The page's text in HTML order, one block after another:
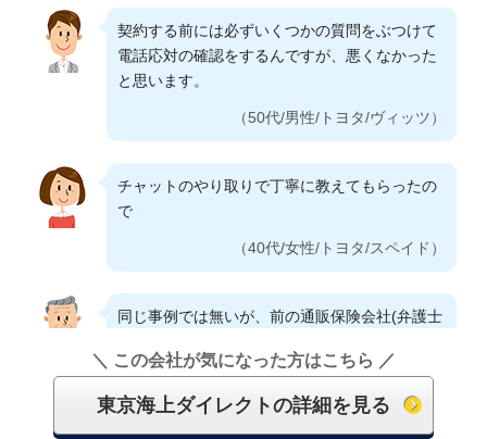
（40代/女性/トヨタ/アクア）
ネット保険は料金的には余り大差なかったです
が内容が他より私には魅力に感じました。電話
での対応も大変気持ち良くこれも一因です。
ずっとディーラーさんにお願いしておりまし
た。以前は事故の際、必ず担当者さんが来てく
ださったので安心していました。しかし、車を
変え直前のディーラーさんは一切来てくれず、
保険会社も電話だけでの対応でした。その為、
ました。なので、事故後、すぐに駆けつけてく
れるという内容の保険を基本として選びまし
た。
契約する前には必ずいくつかの質問をぶつけて
電話応対の確認をするんですが、悪くなかった
と思います。
（50代/男性/トヨタ/ヴィッツ）
チャットのやり取りで丁寧に教えてもらったの
で
（40代/女性/トヨタ/スペイド）
同じ事例では無いが、前の通販保険会社(弁護士
思う。
（60代/男性/三菱/コルト）
＼ この会社が気になった方はこちら ／
東京海上ダイレクトの詳細を見る